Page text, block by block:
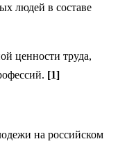
людей в составе
труда,
[1]
на российском